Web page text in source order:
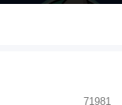
71981